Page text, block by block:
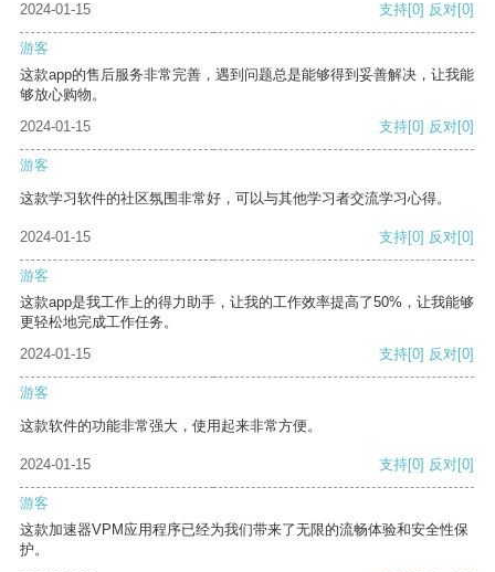
2024-01-15 支持[0] 反对[0]
游客
这款app的售后服务非常完善，遇到问题总是能够得到妥善解决，让我能
够放心购物。
2024-01-15
支持[0] 反对[0]
游客
这款学习软件的社区氛围非常好，可以与其他学习者交流学习心得。
2024-01-15 支持[0] 反对[0]
游客
这款app是我工作上的得力助手，让我的工作效率提高了50%，让我能够
更轻松地完成工作任务。
2024-01-15
支持[0] 反对[0]
游客
这款软件的功能非常强大，使用起来非常方便。
2024-01-15 支持[0] 反对[0]
游客
这款加速器VPM应用程序已经为我们带来了无限的流畅体验和安全性保
护。